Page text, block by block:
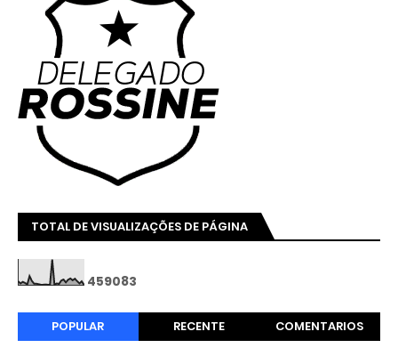
TOTAL DE VISUALIZAÇÕES DE PÁGINA
459083
POPULAR RECENTE COMENTARIOS